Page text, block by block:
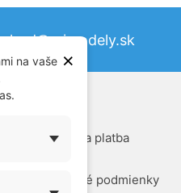
Doprava a platba
Obchodné podmienky
×
na vaše